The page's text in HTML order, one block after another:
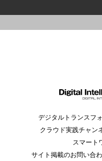
デジタルトランスフ
クラウド実践チャン
スマート
サイト掲載のお問い合